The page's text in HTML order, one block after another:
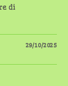
di
29/10/2025